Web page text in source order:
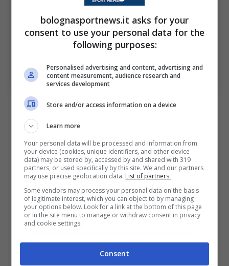
Santiago Castro e Emil Holm contro il Parma (ph.
Image Sport
Su Italiano
Se gioco come oggi per lui
è positivo. Sono felicissimo
per la mia prima partita da
titolare, ora devo guardare
avanti e continuare così.
bolognasportnews.it asks for your
consent to use your personal data for the
following purposes:
Personalised advertising and content, advertising and
content measurement, audience research and
services development
Store and/or access information on a device
Learn more
Your personal data will be processed and information from
your device (cookies, unique identifiers, and other device
data) may be stored by, accessed by and shared with 319
partners, or used specifically by this site. We and our partners
may use precise geolocation data. List of partners.
Some vendors may process your personal data on the basis
of legitimate interest, which you can object to by managing
your options below. Look for a link at the bottom of this page
or in the site menu to manage or withdraw consent in privacy
and cookie settings.
Consent